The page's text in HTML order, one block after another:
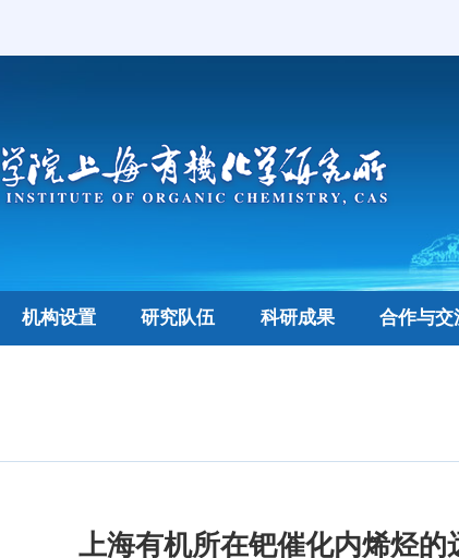
机构设置 研究队伍 科研成果 合作与交
上海有机所在钯催化内烯烃